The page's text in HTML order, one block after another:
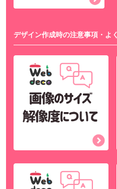
デザイン作成時の注意事項・よ